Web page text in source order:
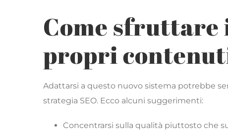
Come
propri
Adattarsi a questo nuovo sistema potrebbe
strategia SEO. Ecco alcuni suggerimenti:
Concentrarsi sulla qualità piuttosto che